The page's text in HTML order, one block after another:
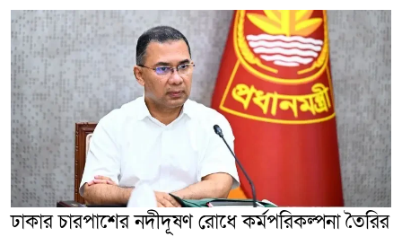
ঢাকার চারপাশের নদীদূষণ রোধে কর্মপরিকল্পনা তৈরির